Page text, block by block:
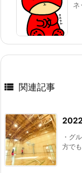
ネ
 関連記事
・グ
方で